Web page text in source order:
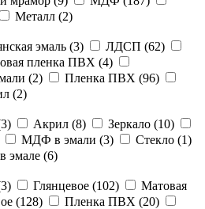
Металл (2)
эмаль (3) ЛДСП (62)
пленка ПВХ (4)
(2) Пленка ПВХ (96)
(2)
3) Акрил (8) Зеркало (10)
МДФ в эмали (3) Стекло (1)
эмале (6)
3) Глянцевое (102)
Матовая
(128) Пленка ПВХ (20)